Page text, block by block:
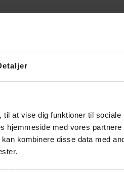
at vise dig funktioner til
med vores partnere
kombinere disse data med